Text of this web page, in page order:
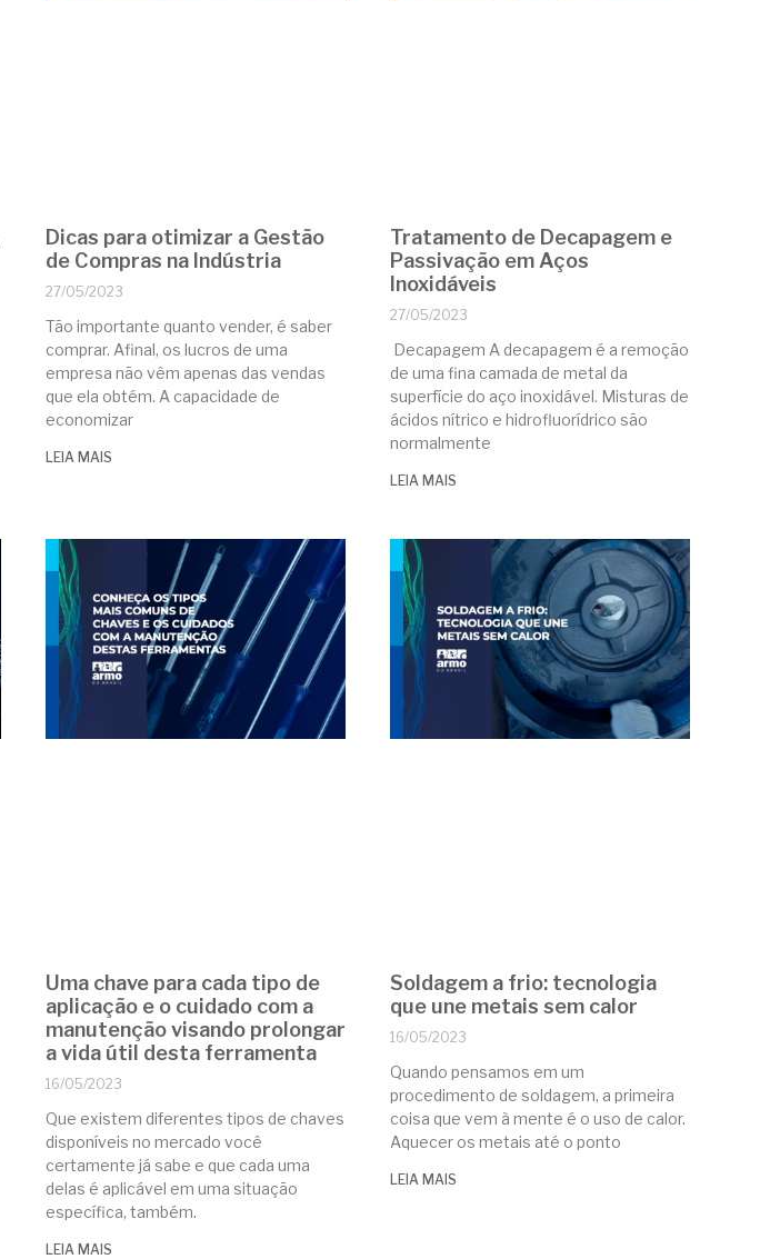
Dicas para otimizar a Gestão
de Compras na Indústria
27/05/2023
Tão importante quanto vender, é saber
comprar. Afinal, os lucros de uma
empresa não vêm apenas das vendas
que ela obtém. A capacidade de
economizar
LEIA MAIS
Tratamento de Decapagem e
Passivação em Aços
Inoxidáveis
27/05/2023
Decapagem A decapagem é a remoção
de uma fina camada de metal da
superfície do aço inoxidável. Misturas de
ácidos nítrico e hidrofluorídrico são
normalmente
LEIA MAIS
Uma chave para cada tipo de
aplicação e o cuidado com a
manutenção visando prolongar
a vida útil desta ferramenta
16/05/2023
Que existem diferentes tipos de chaves
disponíveis no mercado você
certamente já sabe e que cada uma
delas é aplicável em uma situação
específica, também.
LEIA MAIS
Soldagem a frio: tecnologia
que une metais sem calor
16/05/2023
Quando pensamos em um
procedimento de soldagem, a primeira
coisa que vem à mente é o uso de calor.
Aquecer os metais até o ponto
LEIA MAIS